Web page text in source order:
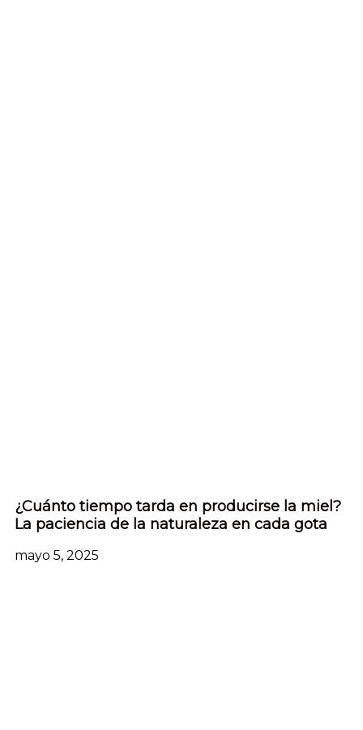
¿Cuánto tiempo tarda en producirse la miel?
La paciencia de la naturaleza en cada gota
mayo 5, 2025